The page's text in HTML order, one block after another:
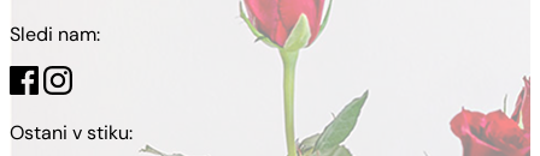
Sledi nam:
Ostani v stiku: